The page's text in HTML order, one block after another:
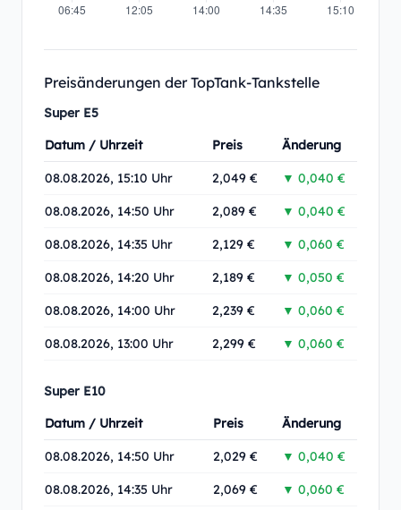
Preisänderungen der TopTank-Tankstelle
Super E5
Datum / Uhrzeit
Preis Änderung
08.08.2026, 15:10 Uhr 2,049 € ▼ 0,040 €
08.08.2026, 14:50 Uhr 2,089 € ▼ 0,040 €
08.08.2026, 14:35 Uhr 2,129 € ▼ 0,060 €
08.08.2026, 14:20 Uhr 2,189 € ▼ 0,050 €
08.08.2026, 14:00 Uhr 2,239 € ▼ 0,060 €
08.08.2026, 13:00 Uhr 2,299 € ▼ 0,060 €
Super E10
Datum / Uhrzeit
Preis Änderung
08.08.2026, 14:50 Uhr 2,029 € ▼ 0,040 €
08.08.2026, 14:35 Uhr 2,069 € ▼ 0,060 €